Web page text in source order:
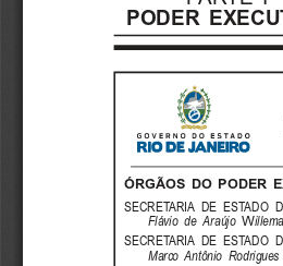
PODER
ÓRGÃOS  DO  PODER
SECRETARIA  DE  ESTADO
Flávio  de  Araújo W
SECRETARIA  DE  ESTADO
Marco  Antônio  Rodrigues